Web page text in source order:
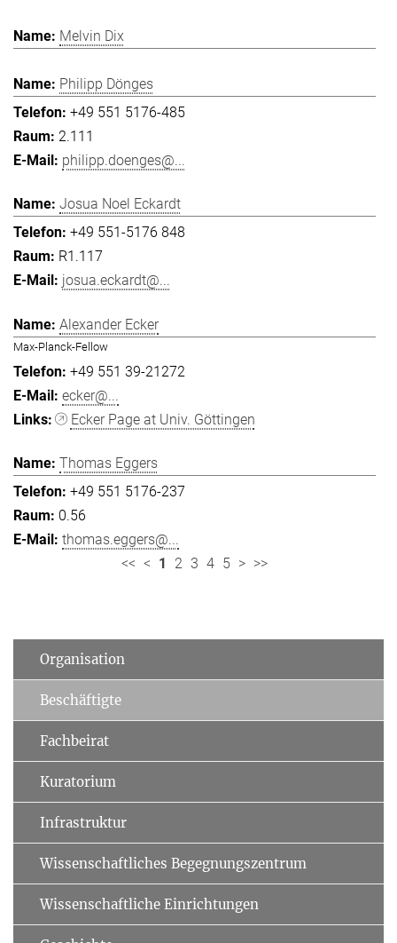
Melvin Dix
Philipp Dönges
+49 551 5176-485
2.111
philipp.doenges@...
Josua Noel Eckardt
+49 551-5176 848
R1.117
josua.eckardt@...
Alexander Ecker
Max-Planck-Fellow
+49 551 39-21272
ecker@...
Ecker Page at Univ. Göttingen
Thomas Eggers
+49 551 5176-237
0.56
thomas.eggers@...
<< < 1 2 3 4 5 > >>
Organisation
Beschäftigte
Fachbeirat
Kuratorium
Infrastruktur
Wissenschaftliches Begegnungszentrum
Wissenschaftliche Einrichtungen